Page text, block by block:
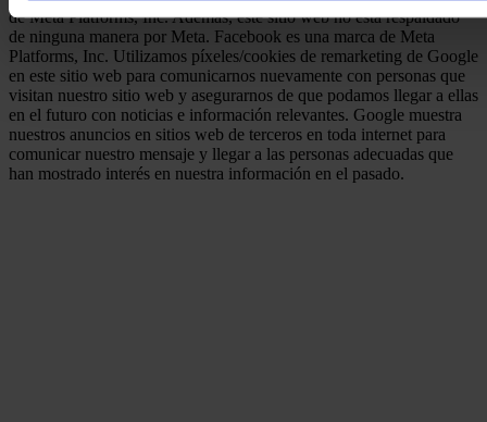
de Meta Platforms, Inc. Además, este sitio web no está respaldado
de ninguna manera por Meta. Facebook es una marca de Meta
Platforms, Inc. Utilizamos píxeles/cookies de remarketing de Google
en este sitio web para comunicarnos nuevamente con personas que
visitan nuestro sitio web y asegurarnos de que podamos llegar a ellas
en el futuro con noticias e información relevantes. Google muestra
nuestros anuncios en sitios web de terceros en toda internet para
comunicar nuestro mensaje y llegar a las personas adecuadas que
han mostrado interés en nuestra información en el pasado.